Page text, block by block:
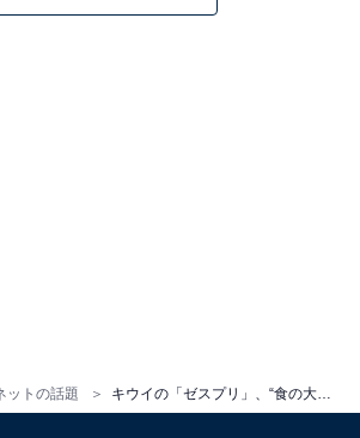
ットの話題 キウイの「ゼスプリ」、“食の大切さ”を訴求したCMに「たった90秒で名作すぎ」「自分と重なる、泣ける」と反響